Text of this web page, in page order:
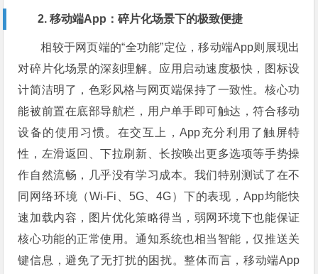
2. 移动端App：碎片化场景下的极致便捷
相较于网页端的“全功能”定位，移动端App则展现出
对碎片化场景的深刻理解。应用启动速度极快，图标设
计简洁明了，色彩风格与网页端保持了一致性。核心功
能被前置在底部导航栏，用户单手即可触达，符合移动
设备的使用习惯。在交互上，App充分利用了触屏特
性，左滑返回、下拉刷新、长按唤出更多选项等手势操
作自然流畅，几乎没有学习成本。我们特别测试了在不
同网络环境（Wi-Fi、5G、4G）下的表现，App均能快
速加载内容，图片优化策略得当，弱网环境下也能保证
核心功能的正常使用。通知系统也相当智能，仅推送关
键信息，避免了无打扰的困扰。整体而言，移动端App